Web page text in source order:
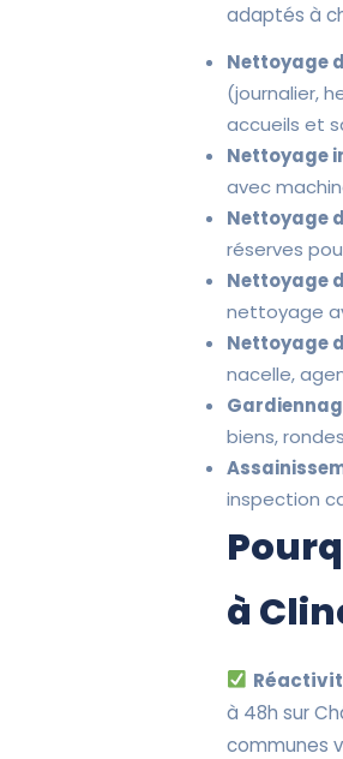
adaptés à
Nettoyage
(journalier,
accueils et
Nettoyage
avec
Nettoyage
réserves
Nettoyage
nettoyage
Nettoyage
nacelle,
biens,
inspection
à
à 48h sur
communes